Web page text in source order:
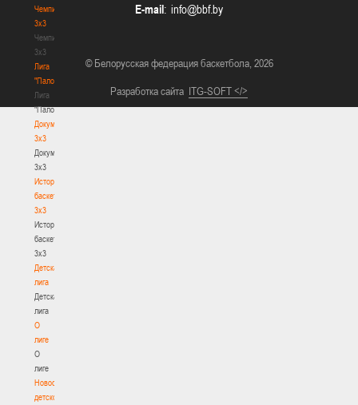
Чемпионат
3х3
Чемпионат
3х3
Лига
"Палова"
Лига
"Палова"
Документы
3х3
Документы
3х3
История
баскетбола
3х3
История
баскетбола
3х3
Детская
лига
Детская
лига
О
лиге
О
лиге
Новости
детской
E-mail:
© Белорусская федерация баскетбола, 2026
Разработка сайта ITG-SOFT </>